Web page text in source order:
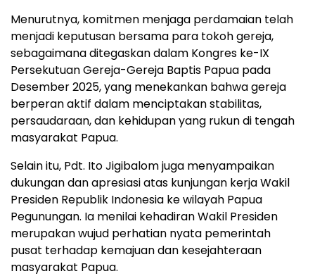
Menurutnya, komitmen menjaga perdamaian telah
menjadi keputusan bersama para tokoh gereja,
sebagaimana ditegaskan dalam Kongres ke-IX
Persekutuan Gereja-Gereja Baptis Papua pada
Desember 2025, yang menekankan bahwa gereja
berperan aktif dalam menciptakan stabilitas,
persaudaraan, dan kehidupan yang rukun di tengah
masyarakat Papua.
Selain itu, Pdt. Ito Jigibalom juga menyampaikan
dukungan dan apresiasi atas kunjungan kerja Wakil
Presiden Republik Indonesia ke wilayah Papua
Pegunungan. Ia menilai kehadiran Wakil Presiden
merupakan wujud perhatian nyata pemerintah
pusat terhadap kemajuan dan kesejahteraan
masyarakat Papua.